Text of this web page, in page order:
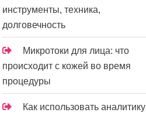
инструменты, техника,
долговечность
Микротоки для лица: что
происходит с кожей во время
процедуры
Как использовать аналитику